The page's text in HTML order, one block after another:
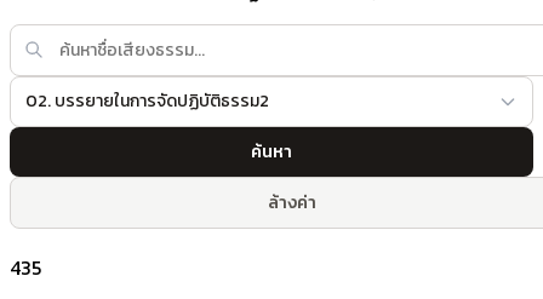
02. บรรยายในการจัดปฏิบัติธรรม2
ค้นหา
ล้างค่า
435